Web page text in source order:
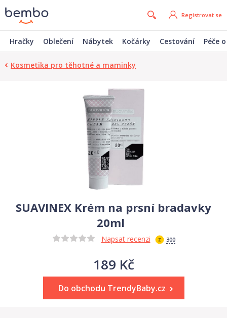
Registrovat se
Hračky Oblečení Nábytek Kočárky Cestování Péče
Kosmetika pro těhotné a maminky
SUAVINEX Krém na prsní bradavky
20ml
Napsat recenzi 300
189 Kč
Do obchodu TrendyBaby.cz